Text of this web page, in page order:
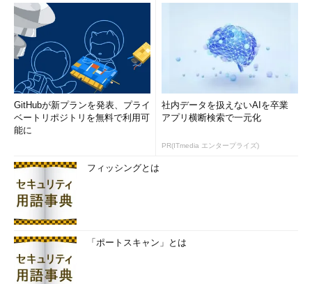
GitHubが新プランを発表、プライ
ベートリポジトリを無料で利用可
能に
社内データを扱えないAIを卒業
アプリ横断検索で一元化
PR(ITmedia エンタープライズ)
フィッシングとは
「ポートスキャン」とは